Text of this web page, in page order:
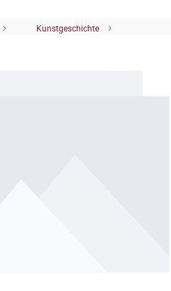
Kunstgeschichte